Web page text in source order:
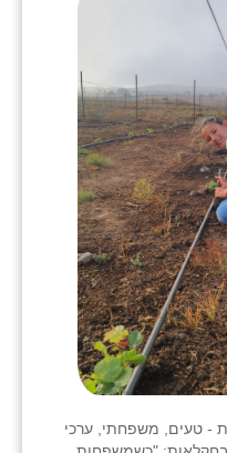
- טעים, משפחתי, ערכי